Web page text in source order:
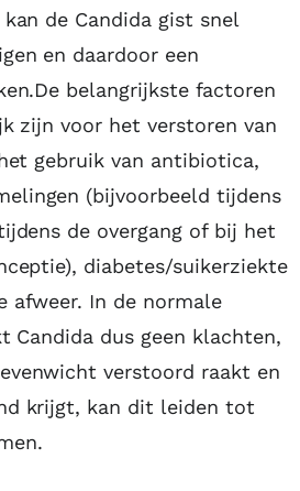
de Candida gist snel
en daardoor een
belangrijkste factoren
zijn voor het verstoren van
gebruik van antibiotica,
(bijvoorbeeld tijdens
de overgang of bij het
diabetes/suikerziekte
afweer. In de normale
Candida dus geen klachten,
verstoord raakt en
krijgt, kan dit leiden tot